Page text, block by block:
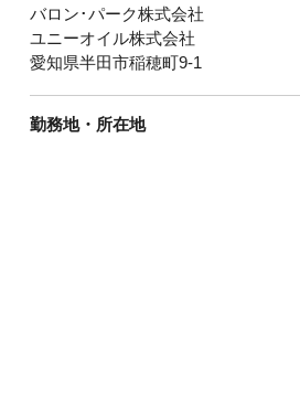
バロン･パーク株式会社
ユニーオイル株式会社
愛知県半田市稲穂町9-1
勤務地・所在地